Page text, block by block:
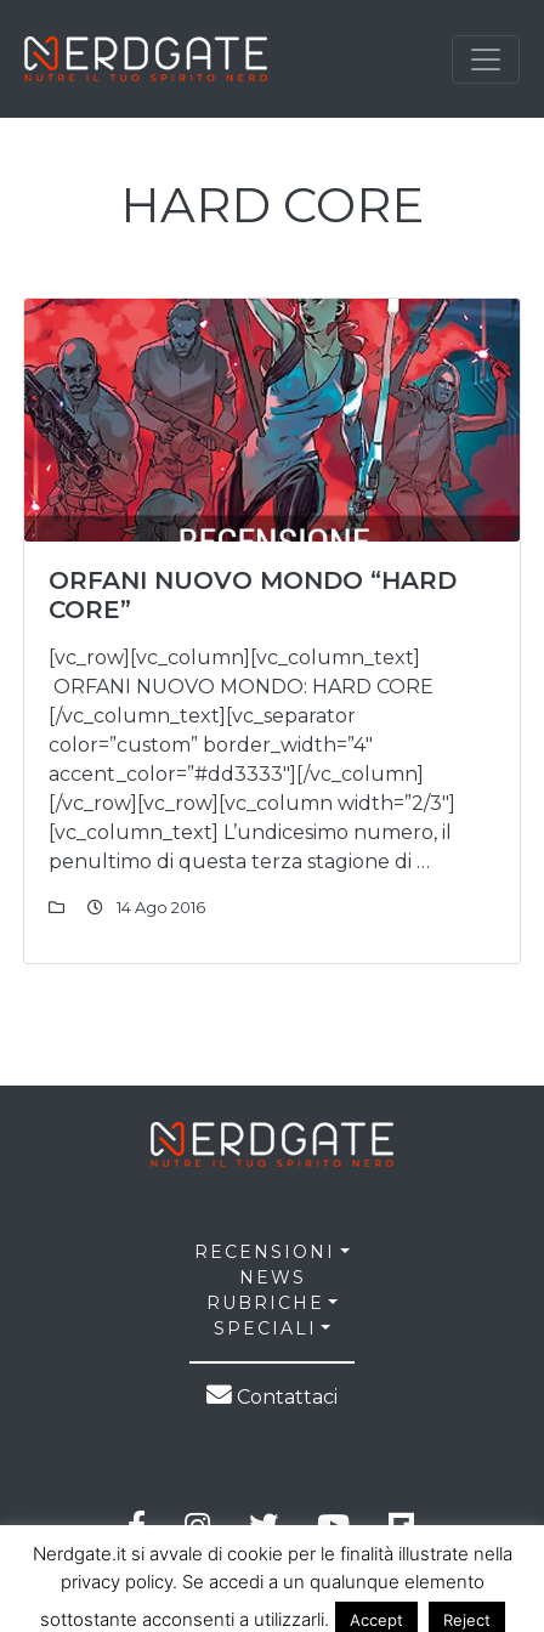
HARD CORE
ORFANI NUOVO MONDO “HARD
CORE”
[vc_row][vc_column][vc_column_text]
ORFANI NUOVO MONDO: HARD CORE
[/vc_column_text][vc_separator
color=”custom” border_width=”4″
accent_color=”#dd3333″][/vc_column]
[/vc_row][vc_row][vc_column width=”2/3″]
[vc_column_text] L’undicesimo numero, il
penultimo di questa terza stagione di …
14 Ago 2016
RECENSIONI
NEWS
RUBRICHE
SPECIALI
Contattaci
Nerdgate.it si avvale di cookie per le finalità illustrate nella
privacy policy. Se accedi a un qualunque elemento
sottostante acconsenti a utilizzarli.
Accept Reject